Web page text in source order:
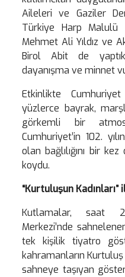
Aileleri ve Gaziler
Türkiye Harp Malulü
Mehmet Ali Yıldız ve
Birol Abit de
dayanışma ve minnet
Etkinlikte Cumhuriyet
yüzlerce bayrak,
görkemli bir
Cumhuriyet’in 102.
olan bağlılığını bir
koydu.
“Kurtuluşun Kadınları”
Kutlamalar, saat
Merkezi’nde
tek kişilik tiyatro
kahramanların Kurtuluş
sahneye taşıyan